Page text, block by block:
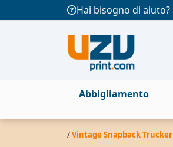
Hai bisogno di aiuto?
Abbigliamento
/Vintage Snapback Trucker